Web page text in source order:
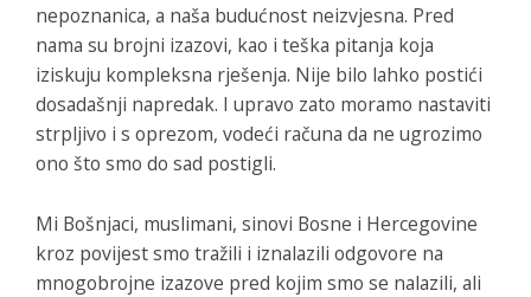
nepoznanica, a naša budućnost neizvjesna. Pred
nama su brojni izazovi, kao i teška pitanja koja
iziskuju kompleksna rješenja. Nije bilo lahko postići
dosadašnji napredak. I upravo zato moramo nastaviti
strpljivo i s oprezom, vodeći računa da ne ugrozimo
ono što smo do sad postigli.
Mi Bošnjaci, muslimani, sinovi Bosne i Hercegovine
kroz povijest smo tražili i iznalazili odgovore na
mnogobrojne izazove pred kojim smo se nalazili, ali